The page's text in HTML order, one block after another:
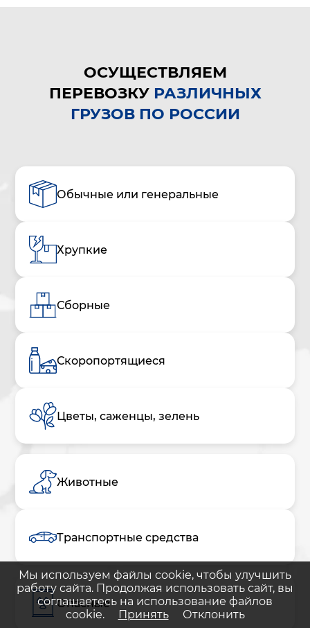
ОСУЩЕСТВЛЯЕМ
ПЕРЕВОЗКУРАЗЛИЧНЫХ
ГРУЗОВ ПО РОССИИ
Обычные или генеральные
Хрупкие
Сборные
Скоропортящиеся
Цветы, саженцы, зелень
Животные
Транспортные средства
Опасные
Мы используем файлы cookie, чтобы улучшить
работу сайта. Продолжая использовать сайт, вы
соглашаетесь на использование файлов
cookie.
Принять Отклонить